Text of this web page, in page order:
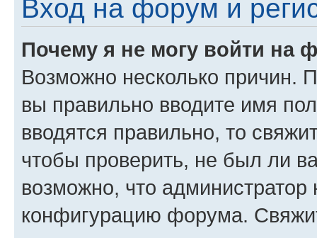
Вход на форум и
Почему я не могу войти на
Возможно несколько причин.
вы правильно вводите имя
вводятся правильно, то
чтобы проверить, не был ли
возможно, что администратор
конфигурацию форума.